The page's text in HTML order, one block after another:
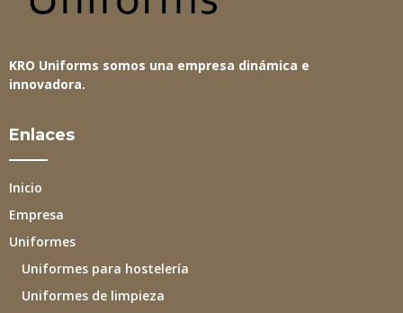
KRO Uniforms somos una empresa dinámica e
innovadora.
Enlaces
Inicio
Empresa
Uniformes
Uniformes para hostelería
Uniformes de limpieza